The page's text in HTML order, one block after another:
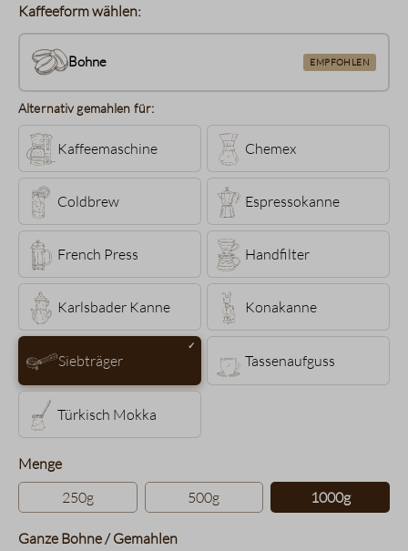
Kaffeeform wählen:
Bohne EMPFOHLEN
Alternativ gemahlen für:
Kaffeemaschine Chemex
Coldbrew Espressokanne
French Press Handfilter
Karlsbader Kanne Konakanne
Siebträger Tassenaufguss
Türkisch Mokka
Mengeauswählen
250g
500g 1000g
Ganze Bohne / Gemahlenauswählen